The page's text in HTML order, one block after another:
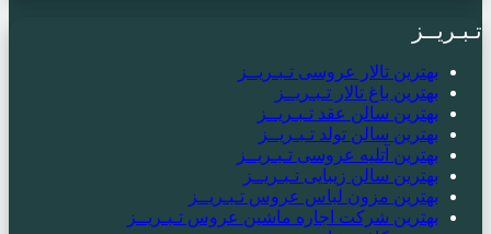
تـبـریــز
بهترین تالار عروسی تـبـریــز
بهترین باغ تالار تـبـریــز
بهترین سالن عقد تـبـریــز
بهترین سالن تولد تـبـریــز
بهترین آتلیه عروسی تـبـریــز
بهترین سالن زیبایی تـبـریــز
بهترین مزون لباس عروس تـبـریــز
بهترین شرکت اجاره ماشین عروس تـبـریــز